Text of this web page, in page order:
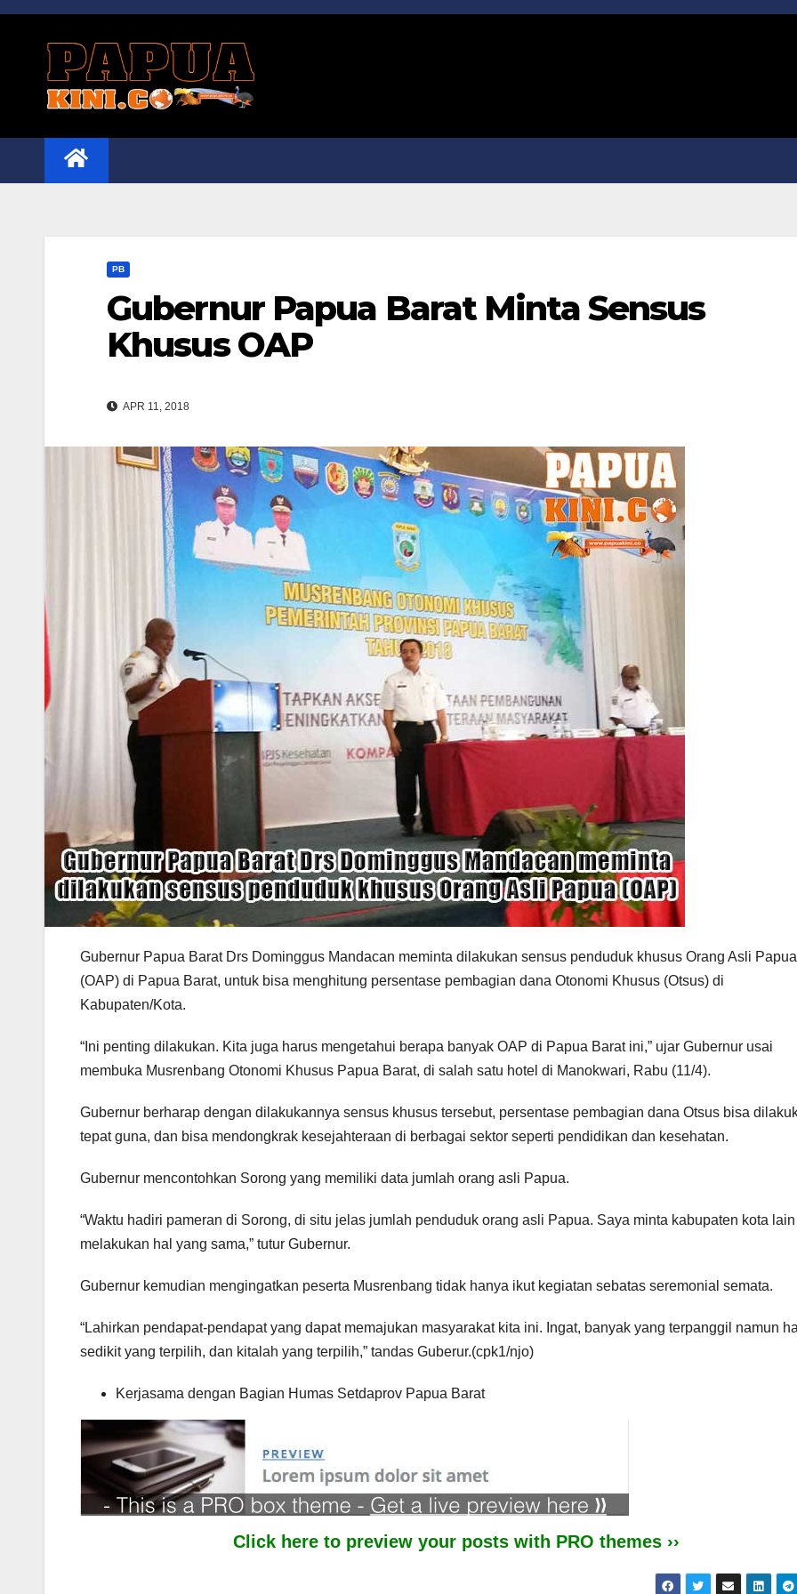
Skip
PB
Gubernur Papua Barat Minta Sensus
Khusus OAP
APR 11, 2018
Gubernur Papua Barat Drs Dominggus Mandacan meminta dilakukan sensus penduduk khusus Orang Asli Papua
(OAP) di Papua Barat, untuk bisa menghitung persentase pembagian dana Otonomi Khusus (Otsus) di
Kabupaten/Kota.
“Ini penting dilakukan. Kita juga harus mengetahui berapa banyak OAP di Papua Barat ini,” ujar Gubernur usai
membuka Musrenbang Otonomi Khusus Papua Barat, di salah satu hotel di Manokwari, Rabu (11/4).
Gubernur berharap dengan dilakukannya sensus khusus tersebut, persentase pembagian dana Otsus bisa
tepat guna, dan bisa mendongkrak kesejahteraan di berbagai sektor seperti pendidikan dan kesehatan.
Gubernur mencontohkan Sorong yang memiliki data jumlah orang asli Papua.
“Waktu hadiri pameran di Sorong, di situ jelas jumlah penduduk orang asli Papua. Saya minta kabupaten kota lain
melakukan hal yang sama,” tutur Gubernur.
Gubernur kemudian mengingatkan peserta Musrenbang tidak hanya ikut kegiatan sebatas seremonial semata.
“Lahirkan pendapat-pendapat yang dapat memajukan masyarakat kita ini. Ingat, banyak yang terpanggil namun
sedikit yang terpilih, dan kitalah yang terpilih,” tandas Guberur.(cpk1/njo)
Kerjasama dengan Bagian Humas Setdaprov Papua Barat
Click here to preview your posts with PRO themes ››